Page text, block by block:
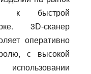
к быстрой
3D-сканер
оперативно
с высокой